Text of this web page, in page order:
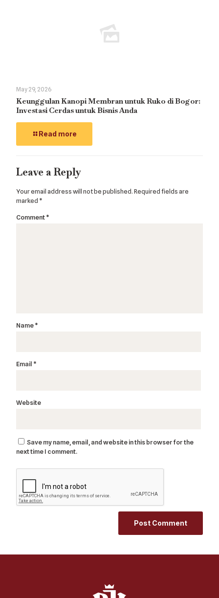
May 29, 2026
Keunggulan Kanopi Membran untuk Ruko di Bogor:
Investasi Cerdas untuk Bisnis Anda
Read more
Leave a Reply
Your email address will not be published.Required fields are
marked *
Comment*
Name*
Email *
Website
Save my name, email, and website in this browser for the
next time I comment.